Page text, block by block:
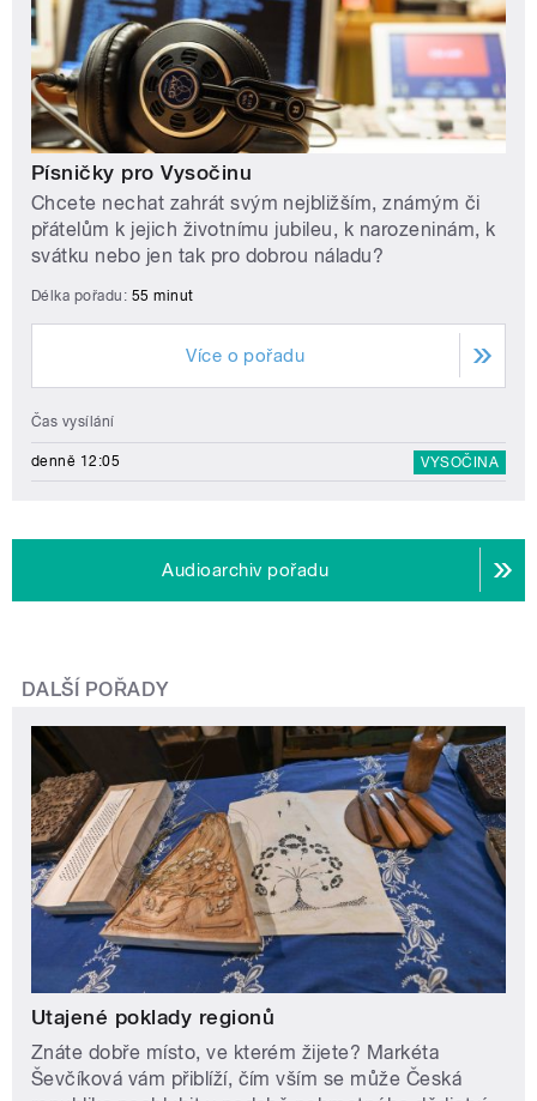
Písničky pro Vysočinu
Chcete nechat zahrát svým nejbližším, známým či
přátelům k jejich životnímu jubileu, k narozeninám, k
svátku nebo jen tak pro dobrou náladu?
Délka pořadu: 55 minut
Více o pořadu
Čas vysílání
denně 12:05 VYSOČINA
Audioarchiv pořadu
DALŠÍ POŘADY
Utajené poklady regionů
Znáte dobře místo, ve kterém žijete? Markéta
Ševčíková vám přiblíží, čím vším se může Česká